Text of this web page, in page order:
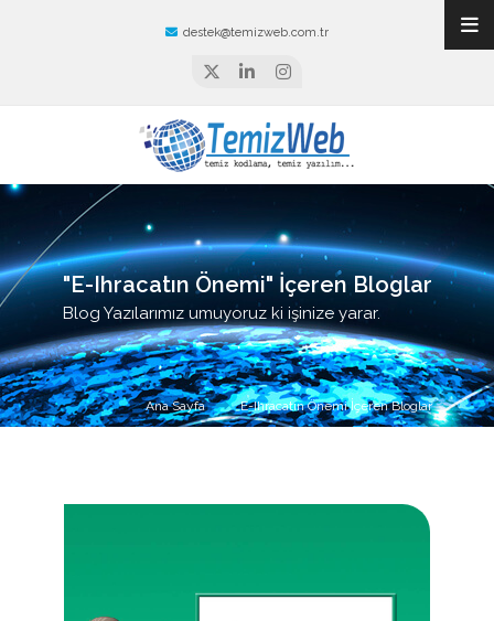
destek@temizweb.com.tr
"E-Ihracatın Önemi" İçeren Bloglar
Blog Yazılarımız umuyoruz ki işinize yarar.
Ana Sayfa E-Ihracatın Önemi İçeren Bloglar